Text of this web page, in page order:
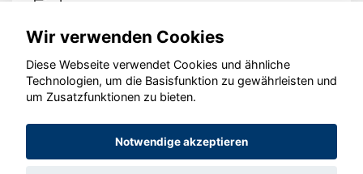
Fiat 500e
© konjunkturmotor.de GmbH 2020 - 2026
Wir verwenden Cookies
Diese Webseite verwendet Cookies und ähnliche
Technologien, um die Basisfunktion zu gewährleisten und
um Zusatzfunktionen zu bieten.
Notwendige akzeptieren